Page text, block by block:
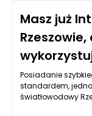
Masz już
Posiadanie
standardem,
światłowodowy